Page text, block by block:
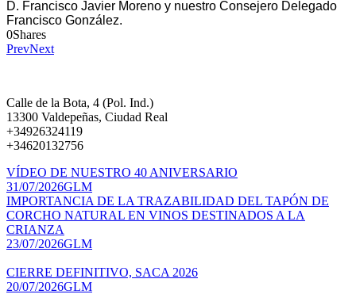
D. Francisco Javier Moreno y nuestro Consejero Delegado
Francisco González.
0Shares
PrevNext
Calle de la Bota, 4 (Pol. Ind.)
13300 Valdepeñas, Ciudad Real
+34926324119
+34620132756
VÍDEO DE NUESTRO 40 ANIVERSARIO
31/07/2026GLM
IMPORTANCIA DE LA TRAZABILIDAD DEL TAPÓN DE
CORCHO NATURAL EN VINOS DESTINADOS A LA
CRIANZA
23/07/2026GLM
CIERRE DEFINITIVO, SACA 2026
20/07/2026GLM